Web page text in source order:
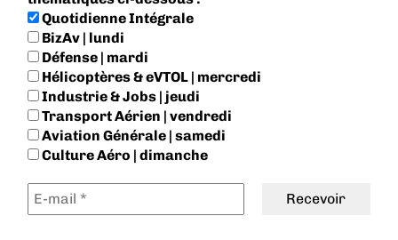
Quotidienne Intégrale
BizAv | lundi
Défense | mardi
Hélicoptères & eVTOL | mercredi
Industrie & Jobs | jeudi
Transport Aérien | vendredi
Aviation Générale | samedi
Culture Aéro | dimanche